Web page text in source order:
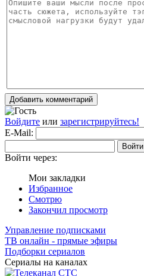
Добавить комментарий
Войдите или зарегистрируйтесь!
E-Mail:
Войти
Войти через:
Мои закладки
Избранное
Смотрю
Закончил просмотр
Управление подписками
ТВ онлайн - прямые эфиры
Подборки сериалов
Сериалы на каналах